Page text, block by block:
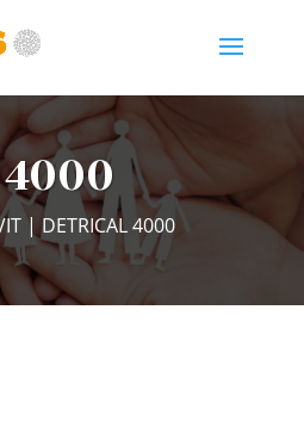
| DETRICAL 4000